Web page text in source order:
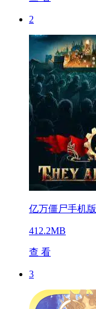
2
亿万僵尸手机
412.2MB
查 看
3